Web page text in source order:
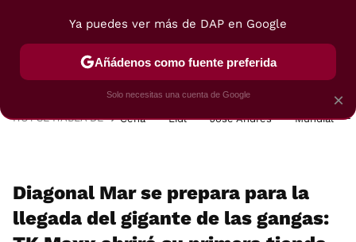
POSTRES VIAJES SELECCIÓN VEGUI
HOY SE HABLA DE Cena Lidl José Andrés Mundial
Diagonal Mar se prepara para la
llegada del gigante de las gangas:
×
Ya puedes ver más de DAP en Google
Añádenos como fuente preferida
Solo necesitas una cuenta de Google